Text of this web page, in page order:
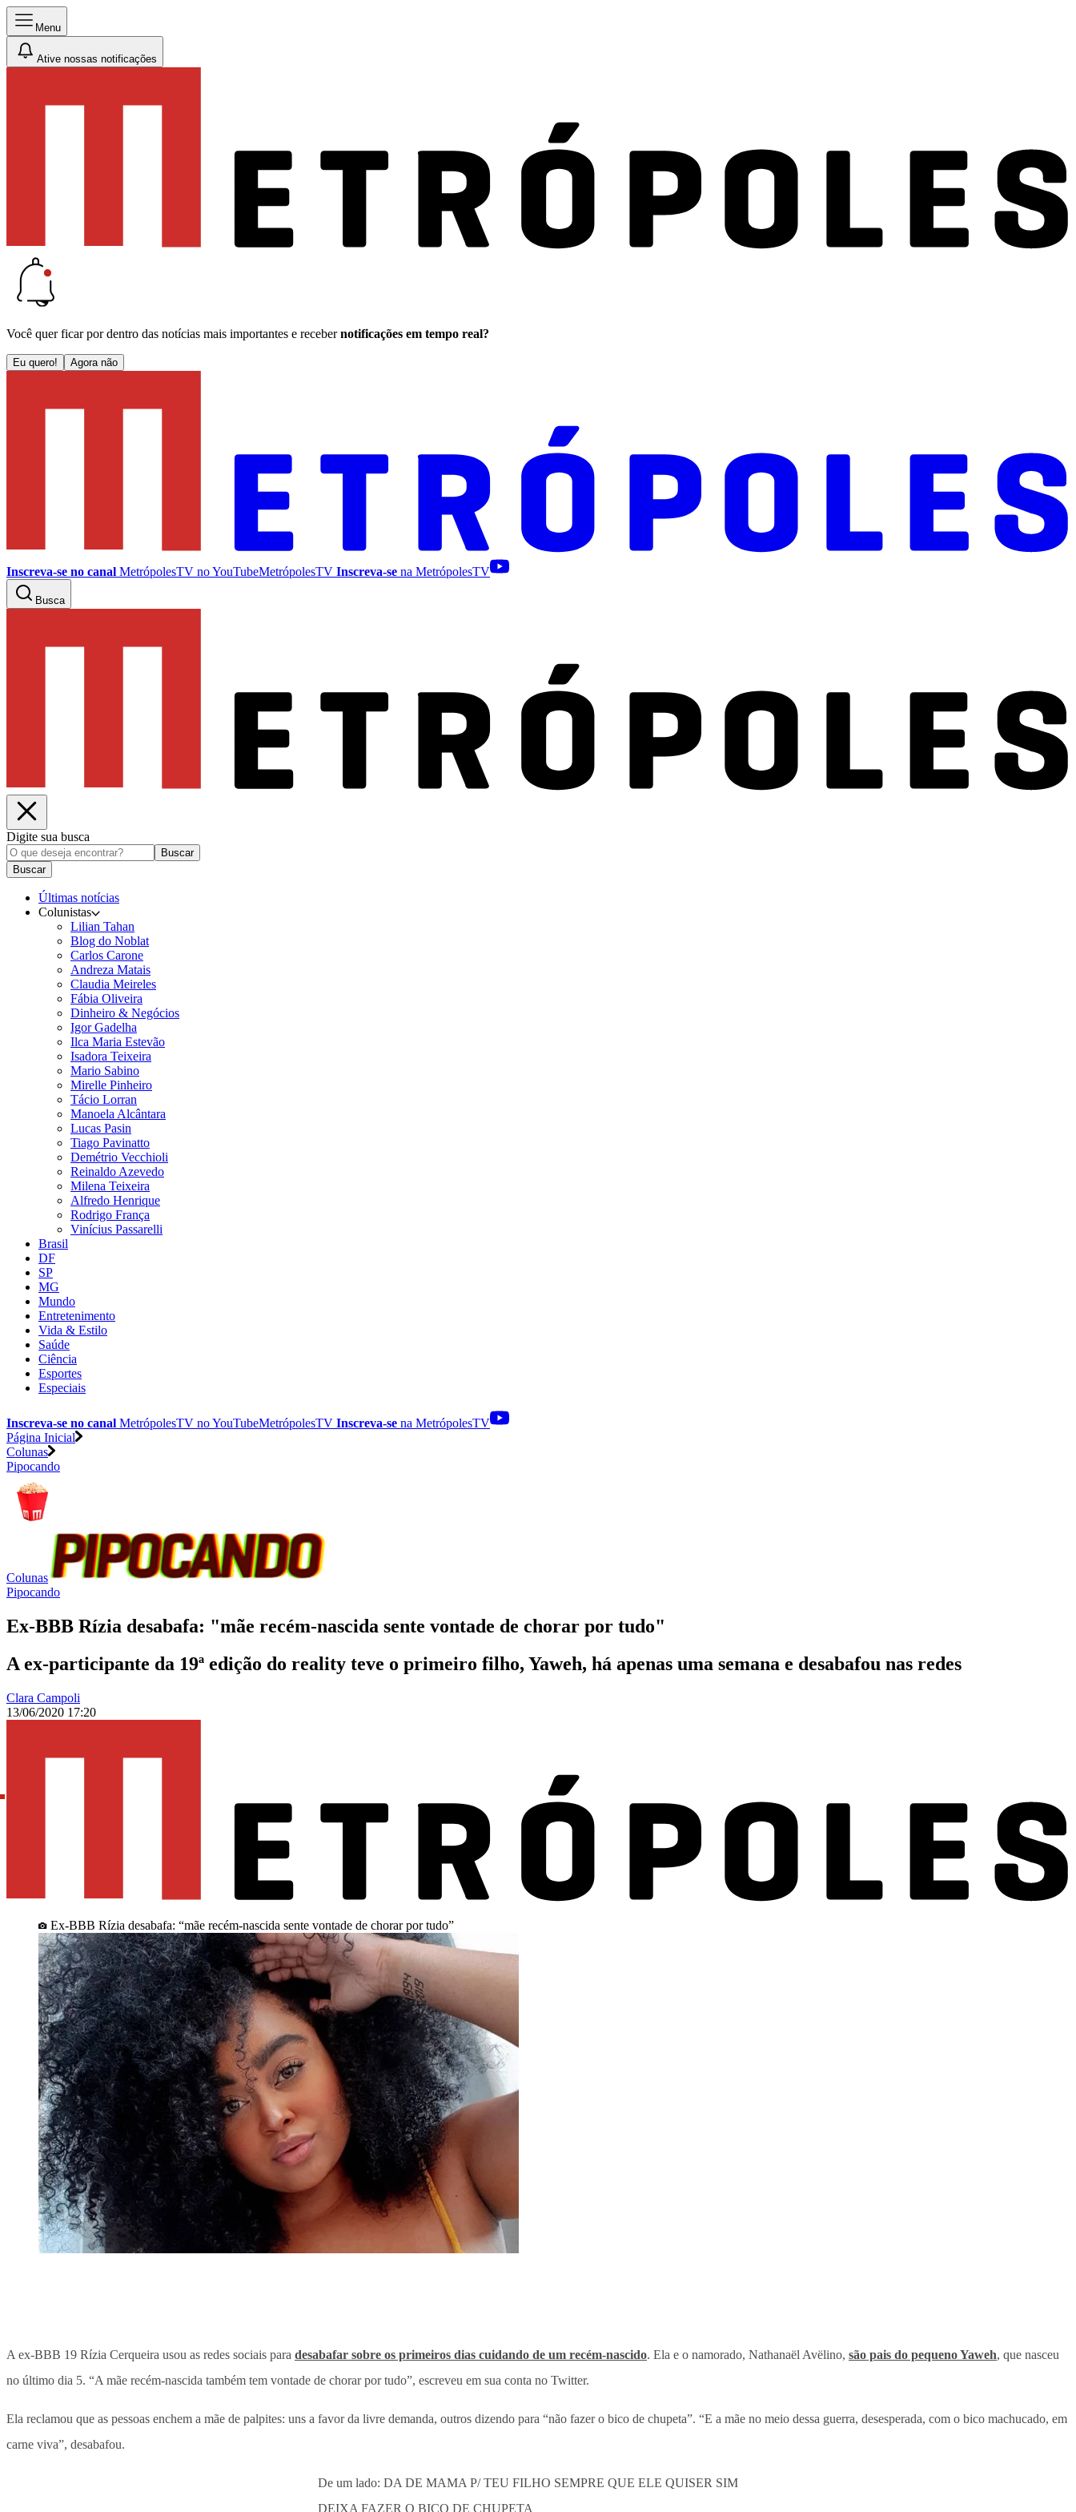
Menu
Ative nossas notificações
Você quer ficar por dentro das notícias mais importantes e receber notificações em tempo real?
Eu quero! Agora não
Inscreva-se no canal MetrópolesTV noYouTubeMetrópolesTV Inscreva-se na MetrópolesTV
Busca
Digite sua busca
Buscar
Buscar
Últimas notícias
Colunistas
Lilian Tahan
Blog do Noblat
Carlos Carone
Andreza Matais
Claudia Meireles
Fábia Oliveira
Dinheiro & Negócios
Igor Gadelha
Ilca Maria Estevão
Isadora Teixeira
Mario Sabino
Mirelle Pinheiro
Tácio Lorran
Manoela Alcântara
Lucas Pasin
Tiago Pavinatto
Demétrio Vecchioli
Reinaldo Azevedo
Milena Teixeira
Alfredo Henrique
Rodrigo França
Vinícius Passarelli
Brasil
DF
SP
MG
Mundo
Entretenimento
Vida & Estilo
Saúde
Ciência
Esportes
Especiais
Inscreva-se no canal MetrópolesTV noYouTubeMetrópolesTV Inscreva-se na MetrópolesTV
Página Inicial
Colunas
Pipocando
Colunas
Pipocando
Ex-BBB Rízia desabafa: "mãe recém-nascida sente vontade de chorar por tudo"
A ex-participante da 19ª edição do reality teve o primeiro filho, Yaweh, há apenas uma semana e desabafou nas redes
Clara Campoli
13/06/2020 17:20
Ex-BBB Rízia desabafa: “mãe recém-nascida sente vontade de chorar por tudo”
A ex-BBB 19 Rízia Cerqueira usou as redes sociais para desabafar sobre os primeiros dias cuidando de um recém-nascido. Ela e o namorado, Nathanaël Avëlino, são pais do pequeno Yaweh, que nasceu
no último dia 5. “A mãe recém-nascida também tem vontade de chorar por tudo”, escreveu em sua conta no Twitter.
Ela reclamou que as pessoas enchem a mãe de palpites: uns a favor da livre demanda, outros dizendo para “não fazer o bico de chupeta”. “E a mãe no meio dessa guerra, desesperada, com o bico machucado, em
carne viva”, desabafou.
De um lado: DA DE MAMA P/ TEU FILHO SEMPRE QUE ELE QUISER SIM
DEIXA FAZER O BICO DE CHUPETA